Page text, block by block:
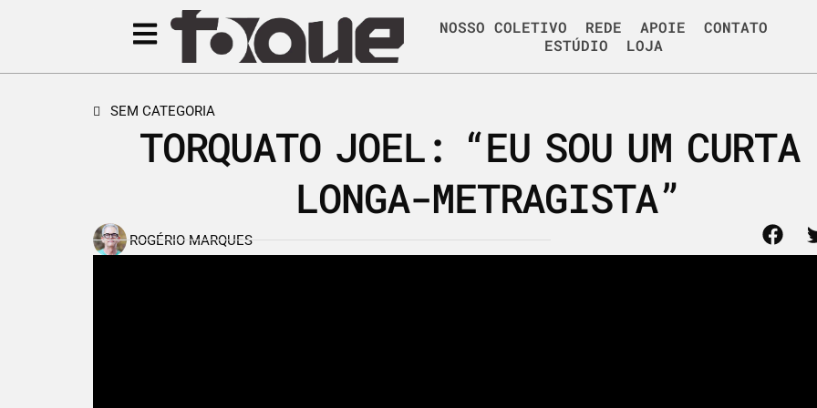
NOSSO COLETIVO REDE APOIE
CONTATO
ESTÚDIO
LOJA
SEM CATEGORIA
TORQUATO JOEL: “EU SOU UM CURTA
LONGA-METRAGISTA”
ROGÉRIO MARQUES